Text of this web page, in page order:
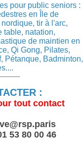
pour public seniors :
en Île de
tir à l'arc,
table, natation,
de maintien en
Qi Gong, Pilates,
Pétanque, Badminton,
:
tout contact
53 80 00 46